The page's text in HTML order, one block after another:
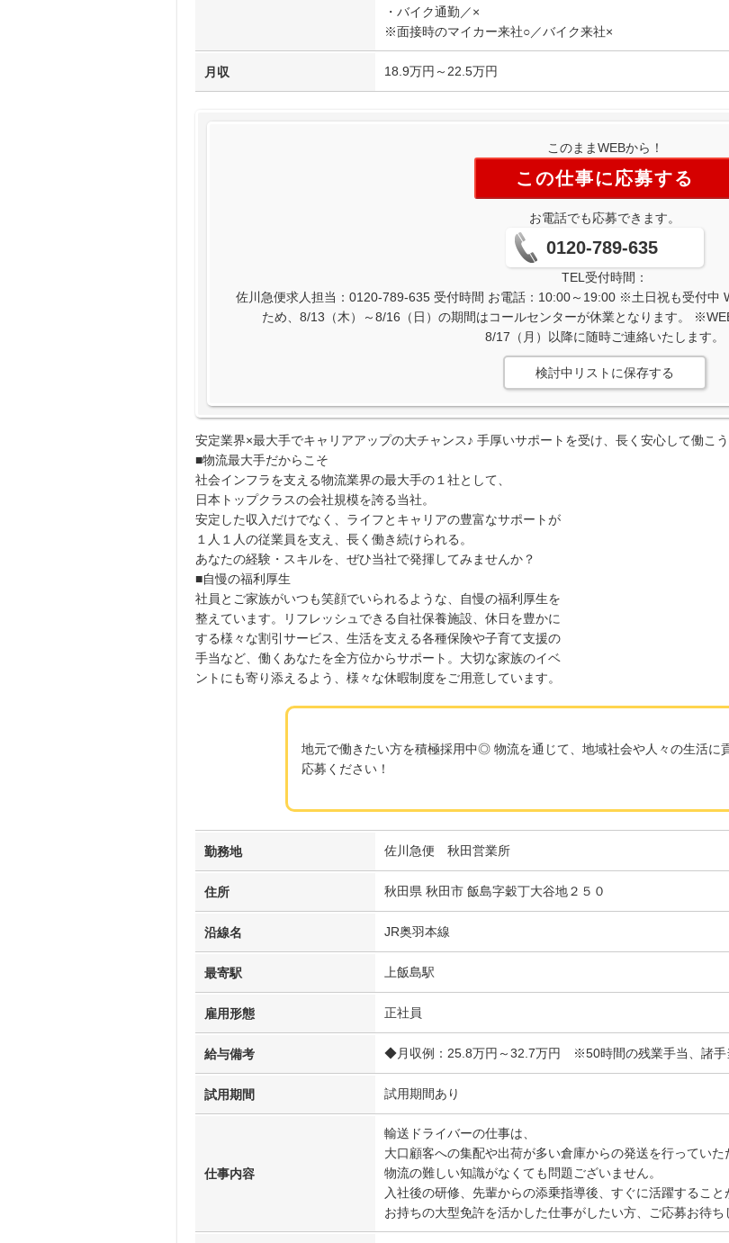
・バイク通勤／×
※面接時のマイカー来社○／バイク来社×
月収 18.9万円～22.5万円
このままWEBから！
この仕事に応募する
お電話でも応募できます。
0120-789-635
TEL受付時間：
佐川急便求人担当：0120-789-635 受付時間 お電話：10:00～19:00 ※土日祝も受付中
ため、8/13（木）～8/16（日）の期間はコールセンターが休業となります。
8/17（月）以降に随時ご連絡いたします。
検討中リストに保存する
安定業界×最大手でキャリアアップの大チャンス♪ 手厚いサポートを受け、長く安心して働こう
■物流最大手だからこそ
社会インフラを支える物流業界の最大手の１社として、
日本トップクラスの会社規模を誇る当社。
安定した収入だけでなく、ライフとキャリアの豊富なサポートが
１人１人の従業員を支え、長く働き続けられる。
あなたの経験・スキルを、ぜひ当社で発揮してみませんか？
■自慢の福利厚生
社員とご家族がいつも笑顔でいられるような、自慢の福利厚生を
整えています。リフレッシュできる自社保養施設、休日を豊かに
する様々な割引サービス、生活を支える各種保険や子育て支援の
手当など、働くあなたを全方位からサポート。大切な家族のイベ
ントにも寄り添えるよう、様々な休暇制度をご用意しています。
地元で働きたい方を積極採用中◎ 物流を通じて、地域社会や人々の生活に
応募ください！
勤務地 佐川急便 秋田営業所
住所 秋田県 秋田市 飯島字穀丁大谷地２５０
沿線名 JR奥羽本線
最寄駅 上飯島駅
雇用形態 正社員
給与備考 ◆月収例：25.8万円～32.7万円 ※50時間の残業手当、諸手
試用期間 試用期間あり
仕事内容
輸送ドライバーの仕事は、
大口顧客への集配や出荷が多い倉庫からの発送を行っていた
物流の難しい知識がなくても問題ございません。
入社後の研修、先輩からの添乗指導後、すぐに活躍すること
お持ちの大型免許を活かした仕事がしたい方、ご応募お待ち